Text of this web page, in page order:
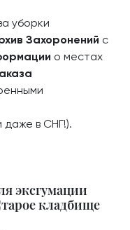
уборки
Захоронений с
о местах
в СНГ!).
эксгумации
кладбище